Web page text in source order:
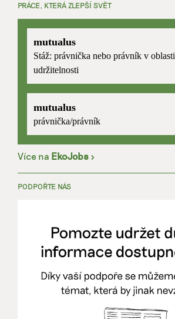
PRÁCE, KTERÁ ZLEPŠÍ SVĚT
mutualus
Stáž: právnička nebo právník v oblasti
udržitelnosti
mutualus
právnička/právník
Více na EkoJobs >
PODPOŘTE NÁS